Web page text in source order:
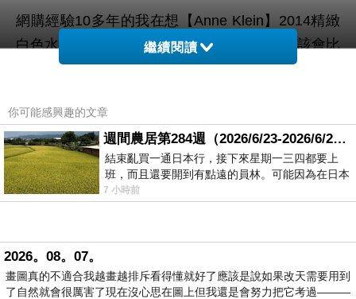
網購經驗10多年的我在想【Anne Klein】2014精緻
白色水晶S字墬飾項鍊-網(預購)在網路上買應該會比
較便宜，
而且24小時都能買，上網慢慢挑選，不用等店家開
門也不用看店員臉色，這麼方便當然選擇在
網路上購買~~
色水晶S字墬飾項鍊-網(預購)的推薦開箱文及心得分
享!
繼續閱讀
你可能感興趣的文章
週間農居第284週（2026/6/23-2026/6/24) 夏至 金黃稻浪洋溢豐收喜悅
結束亂買一通日本行，接下來星期一三四都要上
班，而且還要開到有點遠的員林。可能因為在日本
花不少錢，星期一出門上班時，心裡沒有一
7 小時前
2026。08。07。
畫圖真的不適合我越畫越排斥看得懂就好了應該是說如果改天需要用到
了自然就會很厲害了現在沒心思在圖上但我還是會努力把它考過———